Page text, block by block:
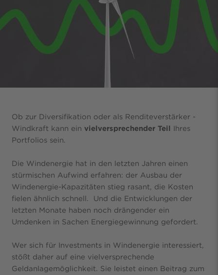
Ob zur Diversifikation oder als Renditeverstärker -
Windkraft kann ein vielversprechender Teil Ihres
Portfolios sein.
Die Windenergie hat in den letzten Jahren einen
stürmischen Aufwind erfahren: der Ausbau der
Windenergie-Kapazitäten stieg rasant, die Kosten
fielen ähnlich schnell. Und die Entwicklungen der
letzten Monate haben noch drängender ein
Umdenken in Sachen Energiegewinnung gefordert.
Wer sich für Investments in Windenergie interessiert,
stößt daher auf eine vielversprechende
Geldanlagemöglichkeit. Sie leistet einen Beitrag zum